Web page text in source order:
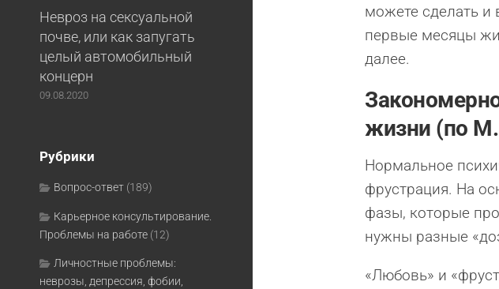
можете сделать и
первые месяцы
далее.
жизни (по
Нормальное
фрустрация. На
фазы, которые
нужны разные
«Любовь» и
Невроз на сексуальной
почве, или как запугать
целый автомобильный
концерн
09.08.2020
Рубрики
Вопрос-ответ (189)
Карьерное консультирование.
Проблемы на работе (12)
Личностные проблемы:
неврозы, депрессия, фобии,